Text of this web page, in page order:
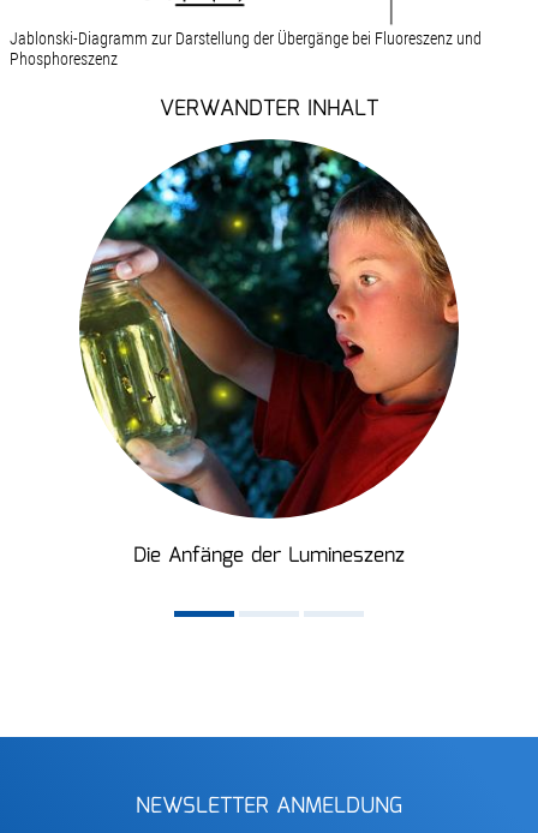
Jablonski-Diagramm zur Darstellung der Übergänge bei Fluoreszenz und
Phosphoreszenz
VERWANDTER INHALT
Die Anfänge der Lumineszenz
NEWSLETTER ANMELDUNG